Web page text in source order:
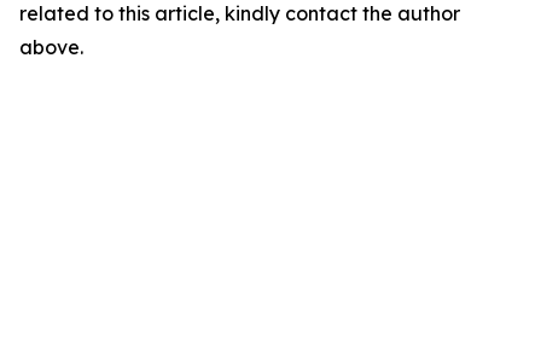
related to this article, kindly contact the author
above.